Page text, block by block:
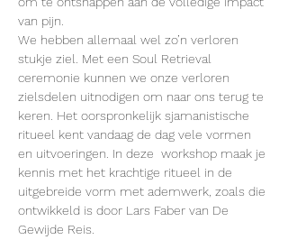
van pijn.
We hebben allemaal wel zo’n verloren
stukje ziel. Met een Soul Retrieval
ceremonie kunnen we onze verloren
zielsdelen uitnodigen om naar ons terug te
keren. Het oorspronkelijk sjamanistische
ritueel kent vandaag de dag vele vormen
en uitvoeringen. In deze  workshop maak je
kennis met het krachtige ritueel in de
uitgebreide vorm met ademwerk, zoals die
ontwikkeld is door Lars Faber van De
Gewijde Reis.